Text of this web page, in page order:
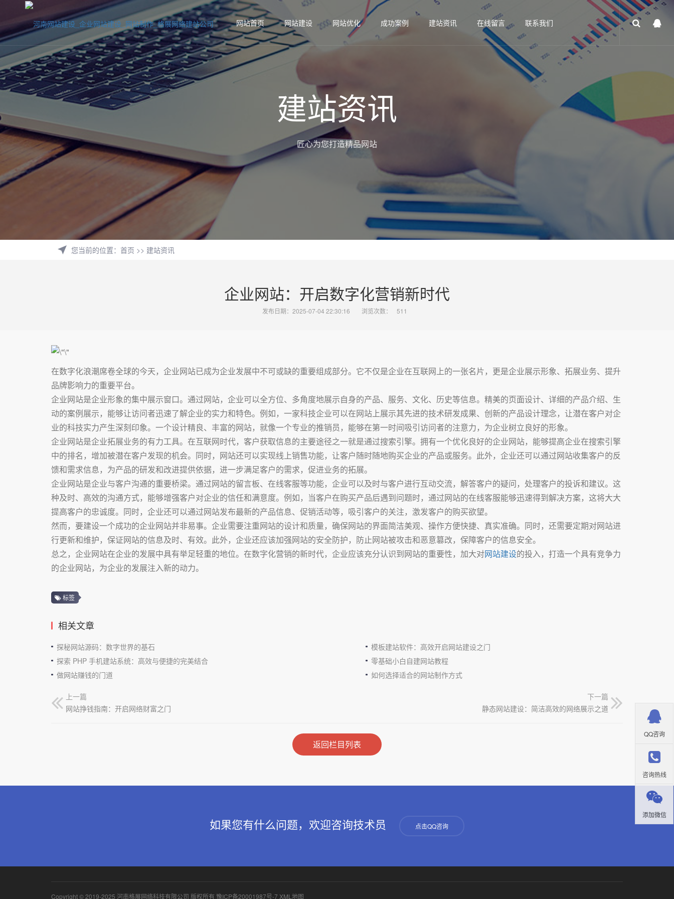
网站首页 网站建设 网站优化 成功案例 建站资讯 在线留言 联系我们
建站资讯
匠心为您打造精品网站
您当前的位置： 首页 >> 建站资讯
企业网站：开启数字化营销新时代
发布日期：2025-07-04 22:30:16 浏览次数： 511
在数字化浪潮席卷全球的今天，企业网站已成为企业发展中不可或缺的重要组成部分。它不仅是企业在互联网上的一张名片，更是企业展示形象、拓展业务、提升
品牌影响力的重要平台。
企业网站是企业形象的集中展示窗口。通过网站，企业可以全方位、多角度地展示自身的产品、服务、文化、历史等信息。精美的页面设计、详细的产品介绍、生
动的案例展示，能够让访问者迅速了解企业的实力和特色。例如，一家科技企业可以在网站上展示其先进的技术研发成果、创新的产品设计理念，让潜在客户对企
业的科技实力产生深刻印象。一个设计精良、丰富的网站，就像一个专业的推销员，能够在第一时间吸引访问者的注意力，为企业树立良好的形象。
企业网站是企业拓展业务的有力工具。在互联网时代，客户获取信息的主要途径之一就是通过搜索引擎。拥有一个优化良好的企业网站，能够提高企业在搜索引擎
中的排名，增加被潜在客户发现的机会。同时，网站还可以实现线上销售功能，让客户随时随地购买企业的产品或服务。此外，企业还可以通过网站收集客户的反
馈和需求信息，为产品的研发和改进提供依据，进一步满足客户的需求，促进业务的拓展。
企业网站是企业与客户沟通的重要桥梁。通过网站的留言板、在线客服等功能，企业可以及时与客户进行互动交流，解答客户的疑问，处理客户的投诉和建议。这
种及时、高效的沟通方式，能够增强客户对企业的信任和满意度。例如，当客户在购买产品后遇到问题时，通过网站的在线客服能够迅速得到解决方案，这将大大
提高客户的忠诚度。同时，企业还可以通过网站发布最新的产品信息、促销活动等，吸引客户的关注，激发客户的购买欲望。
然而，要建设一个成功的企业网站并非易事。企业需要注重网站的设计和质量，确保网站的界面简洁美观、操作方便快捷、真实准确。同时，还需要定期对网站进
行更新和维护，保证网站的信息及时、有效。此外，企业还应该加强网站的安全防护，防止网站被攻击和恶意篡改，保障客户的信息安全。
总之，企业网站在企业的发展中具有举足轻重的地位。在数字化营销的新时代，企业应该充分认识到网站的重要性，加大对网站建设的投入，打造一个具有竞争力
的企业网站，为企业的发展注入新的动力。
标签
相关文章
探秘网站源码：数字世界的基石
模板建站软件：高效开启网站建设之门
探索 PHP 手机建站系统：高效与便捷的完美结合
零基础小白自建网站教程
做网站赚钱的门道
如何选择适合的网站制作方式
上一篇
网站挣钱指南：开启网络财富之门
下一篇
静态网站建设：简洁高效的网络展示之道
返回栏目列表
如果您有什么问题，欢迎咨询技术员 点击QQ咨询
Copyright © 2019-2025 河南格展网络科技有限公司 版权所有 豫ICP备20001987号-7 XML地图
QQ咨询
咨询热线
添加微信